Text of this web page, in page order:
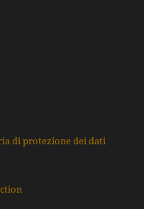
di protezione dei dati